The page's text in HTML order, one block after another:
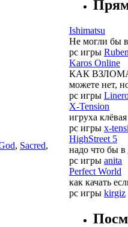
, Sacred,
Ishimatsu
Не могли бы
pc игры
Karos Online
КАК
можете нет,
pc игры
X-Tension
игруха
pc игры x-
HighStreet 5
надо что бы в
pc игры anita
Perfect World
как качать
pc игры kirgiz